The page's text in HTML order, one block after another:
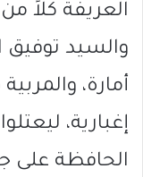
العريفة كلاً
والسيد
أمارة،
إغبارية،
الحافظة على